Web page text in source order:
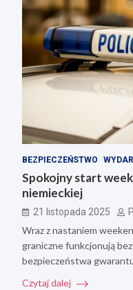
BEZPIECZEŃSTWO
Spokojny start
niemieckiej
21 listopada 2025
Wraz z nastaniem
graniczne funkcjonują
bezpieczeństwa
Czytaj dalej